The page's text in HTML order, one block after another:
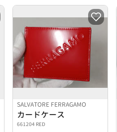
SALVATORE FERRAGAMO
カードケース
661204 RED